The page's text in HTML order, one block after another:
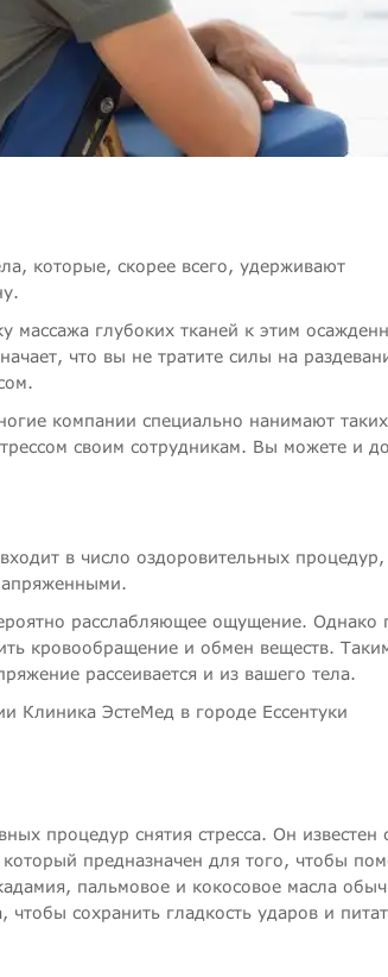
которые, скорее всего, удерживают
массажа глубоких тканей к этим
что вы не тратите силы на
компании специально нанимают таких
своим сотрудникам. Вы можете и
в число оздоровительных процедур,
расслабляющее ощущение. Однако
кровообращение и обмен веществ.
рассеивается и из вашего тела.
процедур снятия стресса. Он известен
предназначен для того, чтобы
пальмовое и кокосовое масла
сохранить гладкость ударов и